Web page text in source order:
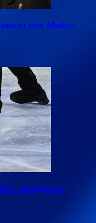
боя Майка
определил